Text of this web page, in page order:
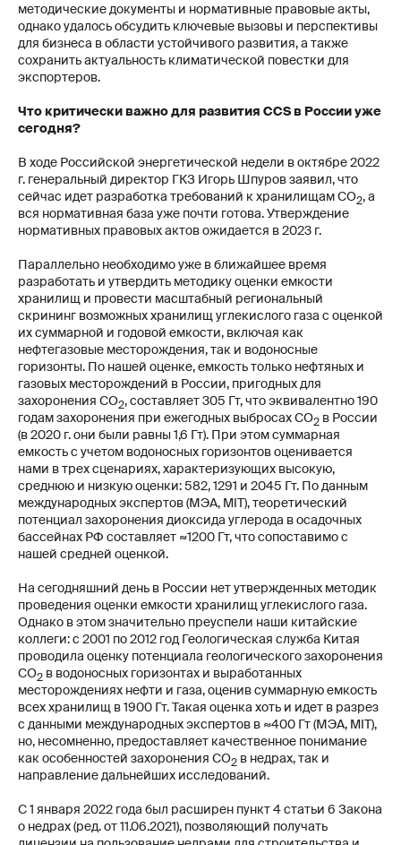
методические документы и нормативные правовые акты,
однако удалось обсудить ключевые вызовы и перспективы
для бизнеса в области устойчивого развития, а также
сохранить актуальность климатической повестки для
экспортеров.
Что критически важно для развития CCS в России уже
сегодня?
В ходе Российской энергетической недели в октябре 2022
г. генеральный директор ГКЗ Игорь Шпуров заявил, что
сейчас идет разработка требований к хранилищам CO2, а
вся нормативная база уже почти готова. Утверждение
нормативных правовых актов ожидается в 2023 г.
Параллельно необходимо уже в ближайшее время
разработать и утвердить методику оценки емкости
хранилищ и провести масштабный региональный
скрининг возможных хранилищ углекислого газа с оценкой
их суммарной и годовой емкости, включая как
нефтегазовые месторождения, так и водоносные
горизонты. По нашей оценке, емкость только нефтяных и
газовых месторождений в России, пригодных для
захоронения CO2, составляет 305 Гт, что эквивалентно 190
годам захоронения при ежегодных выбросах СО2 в России
(в 2020 г. они были равны 1,6 Гт). При этом суммарная
емкость с учетом водоносных горизонтов оценивается
нами в трех сценариях, характеризующих высокую,
среднюю и низкую оценки: 582, 1291 и 2045 Гт. По данным
международных экспертов (МЭА, MIT), теоретический
потенциал захоронения диоксида углерода в осадочных
бассейнах РФ составляет ≈1200 Гт, что сопоставимо с
нашей средней оценкой.
На сегодняшний день в России нет утвержденных методик
проведения оценки емкости хранилищ углекислого газа.
Однако в этом значительно преуспели наши китайские
коллеги: с 2001 по 2012 год Геологическая служба Китая
проводила оценку потенциала геологического захоронения
СО2 в водоносных горизонтах и выработанных
месторождениях нефти и газа, оценив суммарную емкость
всех хранилищ в 1900 Гт. Такая оценка хоть и идет в разрез
с данными международных экспертов в ≈400 Гт (МЭА, MIT),
но, несомненно, предоставляет качественное понимание
как особенностей захоронения СО2 в недрах, так и
направление дальнейших исследований.
С 1 января 2022 года был расширен пункт 4 статьи 6 Закона
о недрах (ред. от 11.06.2021), позволяющий получать